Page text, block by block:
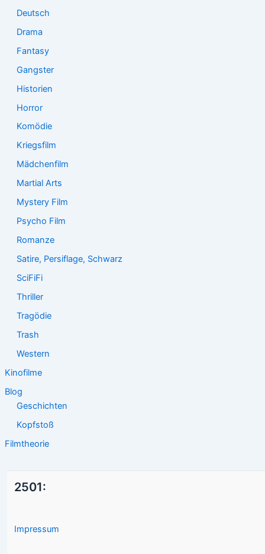
Deutsch
Drama
Fantasy
Gangster
Historien
Horror
Komödie
Kriegsfilm
Mädchenfilm
Martial Arts
Mystery Film
Psycho Film
Romanze
Satire, Persiflage, Schwarz
SciFiFi
Thriller
Tragödie
Trash
Western
Kinofilme
Blog
Geschichten
Kopfstoß
Filmtheorie
2501:
Impressum